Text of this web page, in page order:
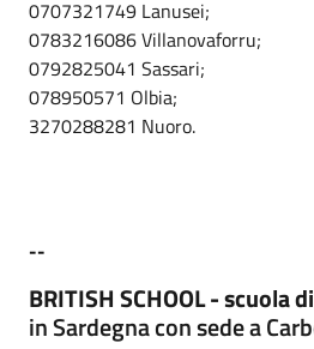
0707321749 Lanusei;
0783216086 Villanovaforru;
0792825041 Sassari;
078950571 Olbia;
3270288281 Nuoro.
--
BRITISH SCHOOL -scuola
in Sardegna con sede a